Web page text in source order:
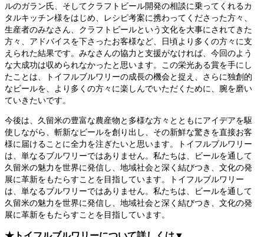
ルのガラン氏、そしてクラフトビール開発の相談に乗ってくれるカ
タルキッチン様をはじめ、レシピ考案に携わってくださった方々、
生産者のみなさん、クラフトビールという文化を大事にされてきた
方々、アドバイスを下さったお客様など、日頃より多くの方々に支
えられた結果です。みなさんの協力と支援がなければ、今回のよう
な大成功は収められなかったと思います。 この栄光ある賞を手にし
たことは、トイフルブルワリーの成長の機会と捉え、さらに独創的
なビールを、より多くの方々に楽しんでいただくために、腕を磨い
ていきたいです。
今後は、久留米の豊富な農産物と多様な方々とともにアイデアを駆
使しながら、斬新なビールを創り出し、その新鮮な驚きを直接お客
様に届けることに全力を注ぎたいと思います。
トイフルブルワリー
は、単なるブルワリーではありません。私たちは、ビールを通して
久留米の魅力を世界に発信し、地域社会と深く結びつき、文化の発
展に革新をもたらすことを目指しています。
トイフルブルワリー
は、単なるブルワリーではありません。私たちは、ビールを通して
久留米の魅力を世界に発信し、地域社会と深く結びつき、文化の発
展に革新をもたらすことを目指しています。